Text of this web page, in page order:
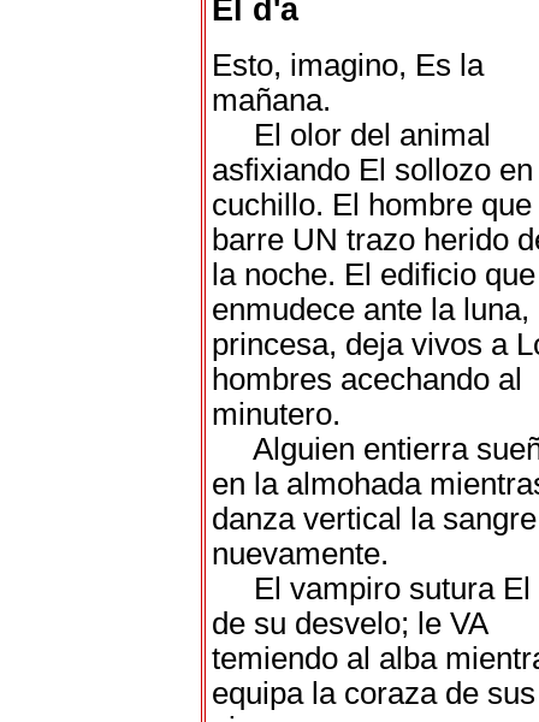
El d'a
Esto, imagino, Es la
mañana.
El olor del animal
asfixiando El sollozo
cuchillo. El hombre que
barre UN trazo herido
la noche. El edificio que
enmudece ante la luna,
princesa, deja vivos a
hombres acechando al
minutero.
Alguien entierra
en la almohada
danza vertical la sangre
nuevamente.
El vampiro sutura El
de su desvelo; le VA
temiendo al alba
equipa la coraza de sus